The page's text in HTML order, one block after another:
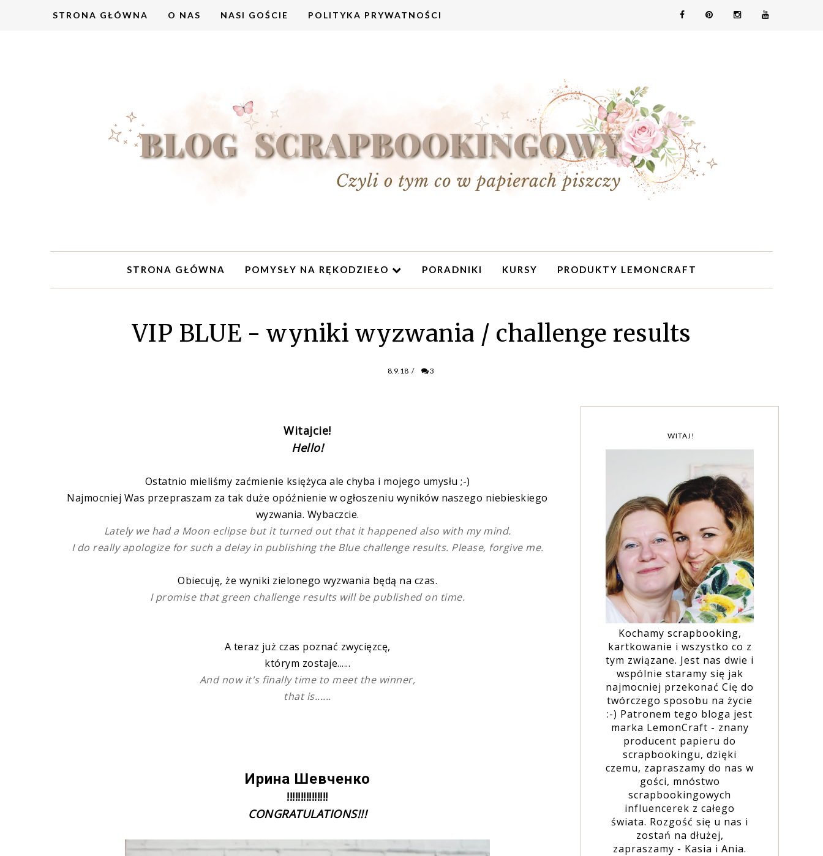
STRONA GŁÓWNA O NAS NASI GOŚCIE POLITYKA PRYWATNOŚCI
STRONA GŁÓWNA POMYSŁY NA RĘKODZIEŁO PORADNIKI KURSY PRODUKTY LEMONCRAFT
VIP BLUE - wyniki wyzwania / challenge results
8.9.18 / 3
Witajcie!
Hello!
Ostatnio mieliśmy zaćmienie księżyca ale chyba i mojego umysłu ;-)
Najmocniej Was przepraszam za tak duże opóźnienie w ogłoszeniu wyników naszego niebieskiego
wyzwania. Wybaczcie.
Lately we had a Moon eclipse but it turned out that it happened also with my mind.
I do really apologize for such a delay in publishing the Blue challenge results. Please, forgive me.
Obiecuję, że wyniki zielonego wyzwania będą na czas.
I promise that green challenge results will be published on time.
A teraz już czas poznać zwycięzcę,
którym zostaje......
And now it's finally time to meet the winner,
that is......
Ирина Шевченко
!!!!!!!!!!!!!!!
CONGRATULATIONS!!!
WITAJ!
Kochamy scrapbooking,
kartkowanie i wszystko co z
tym związane. Jest nas dwie i
wspólnie staramy się jak
najmocniej przekonać Cię do
twórczego sposobu na życie
:-) Patronem tego bloga jest
marka LemonCraft - znany
producent papieru do
scrapbookingu, dzięki
czemu, zapraszamy do nas w
gości, mnóstwo
scrapbookingowych
influencerek z całego
świata. Rozgość się u nas i
zostań na dłużej,
zapraszamy - Kasia i Ania.